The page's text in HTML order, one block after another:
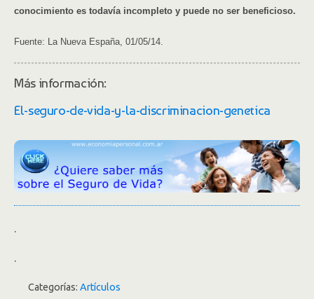
conocimiento es todavía incompleto y puede no ser beneficioso.
Fuente: La Nueva España, 01/05/14.
Más información:
El-seguro-de-vida-y-la-discriminacion-genetica
.
.
Categorías: Artículos